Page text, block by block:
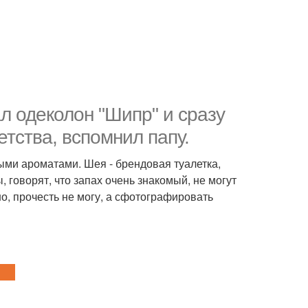
одеколон "Шипр" и сразу
вспомнил папу.
ароматами. Шея - брендовая туалетка,
что запах очень знакомый, не могут
прочесть не могу, а сфотографировать